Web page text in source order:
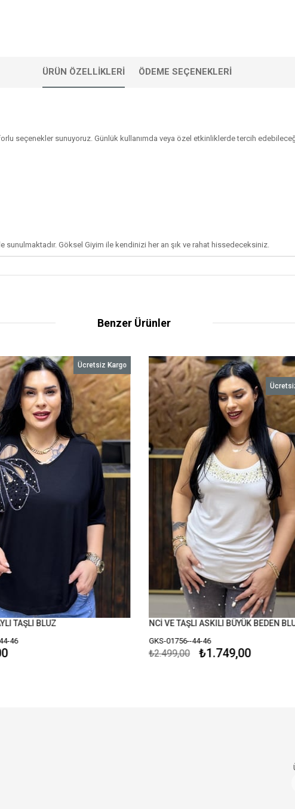
ÜRÜN ÖZELLIKLERI ÖDEME SEÇENEKLERI
seçenekler sunuyoruz. Günlük kullanımda veya özel etkinliklerde tercih
Göksel Giyim ile kendinizi her an şık ve rahat hissedeceksiniz.
Benzer Ürünler
TAŞLI BLUZ
46
Ücretsiz Kargo
NCİ VE TAŞLI ASKILI BÜYÜK BEDEN
GKS-01756--44-46
₺1.749,00
₺2.499,00
Ücretsiz